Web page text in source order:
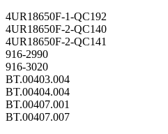
4UR18650F-1-QC192
4UR18650F-2-QC140
4UR18650F-2-QC141
916-2990
916-3020
BT.00403.004
BT.00404.004
BT.00407.001
BT.00407.007